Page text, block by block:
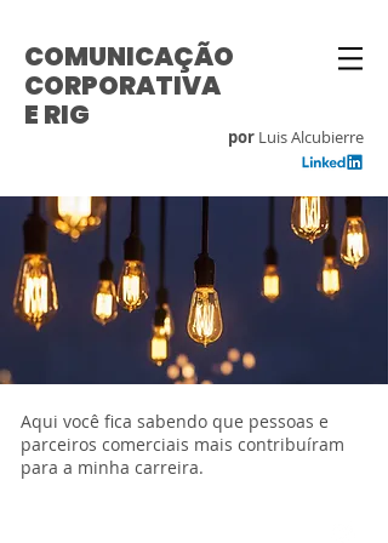
por Luis Alcubierre
COMUNICAÇÃO
CORPORATIVA
E RIG
Aqui você fica sabendo que pessoas e
parceiros comerciais mais contribuíram
para a minha carreira.